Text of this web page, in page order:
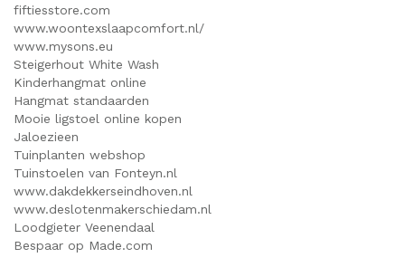
fiftiesstore.com
www.woontexslaapcomfort.nl/
www.mysons.eu
Steigerhout White Wash
Kinderhangmat online
Hangmat standaarden
Mooie ligstoel online kopen
Jaloezieen
Tuinplanten webshop
Tuinstoelen van Fonteyn.nl
www.dakdekkerseindhoven.nl
www.deslotenmakerschiedam.nl
Loodgieter Veenendaal
Bespaar op Made.com